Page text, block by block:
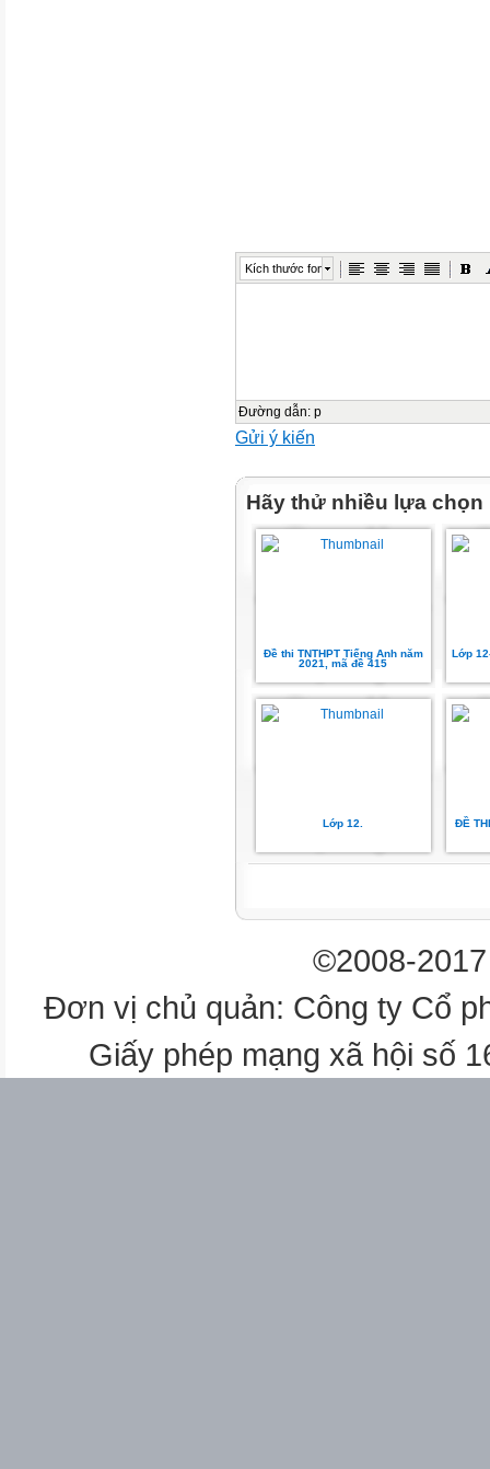
Kích thước font
Đường dẫn: p
Gửi ý kiến
Hãy thử nhiều lựa chọn
Đề thi TNTHPT Tiếng Anh năm
2021, mã đề 415
Lớp
Lớp 12. ĐỀ
©2008-
Đơn vị chủ quản: Công ty Cổ
Giấy phép mạng xã hội số